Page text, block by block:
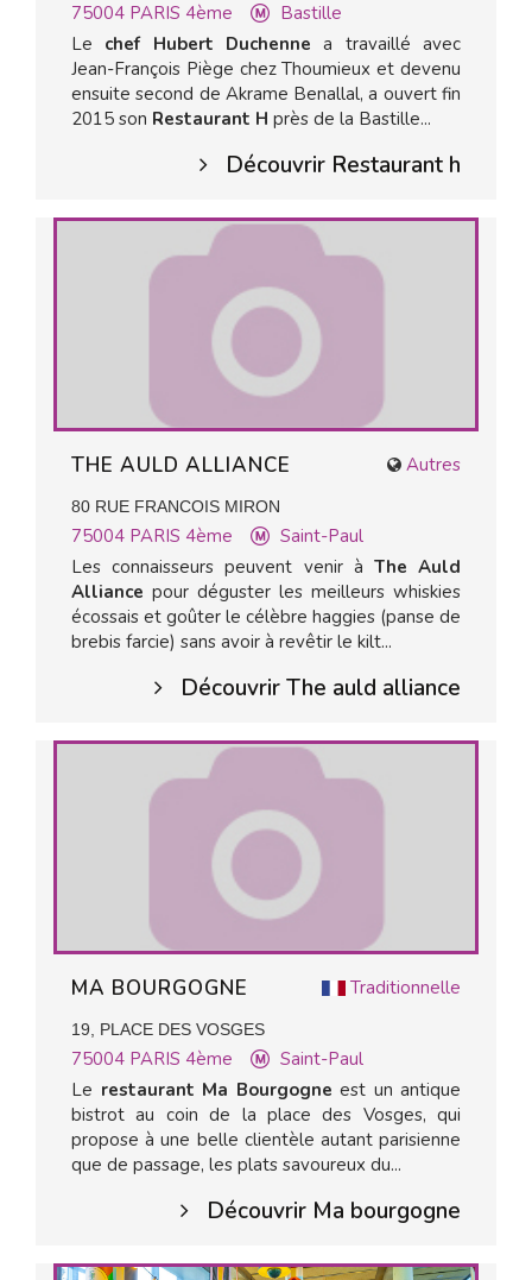
75004 PARIS 4ème
Bastille
Le chef Hubert Duchennea travaillé avec
Jean-François Piège chez Thoumieux et devenu
ensuite second de Akrame Benallal, a ouvert fin
2015 son Restaurant H près de la Bastille...
Découvrir Restaurant h
Autres
THE AULD ALLIANCE
80 RUE FRANCOIS MIRON
75004 PARIS 4ème
Saint-Paul
Les connaisseurs peuvent venir à The Auld
Alliance pour déguster les meilleurs whiskies
écossais et goûter le célèbre haggies (panse de
brebis farcie) sans avoir à revêtir le kilt...
Découvrir The auld alliance
Traditionnelle
MA BOURGOGNE
19, PLACE DES VOSGES
75004 PARIS 4ème
Saint-Paul
Le restaurant Ma Bourgogne est un antique
bistrot au coin de la place des Vosges, qui
propose à une belle clientèle autant parisienne
que de passage, les plats savoureux du...
Découvrir Ma bourgogne